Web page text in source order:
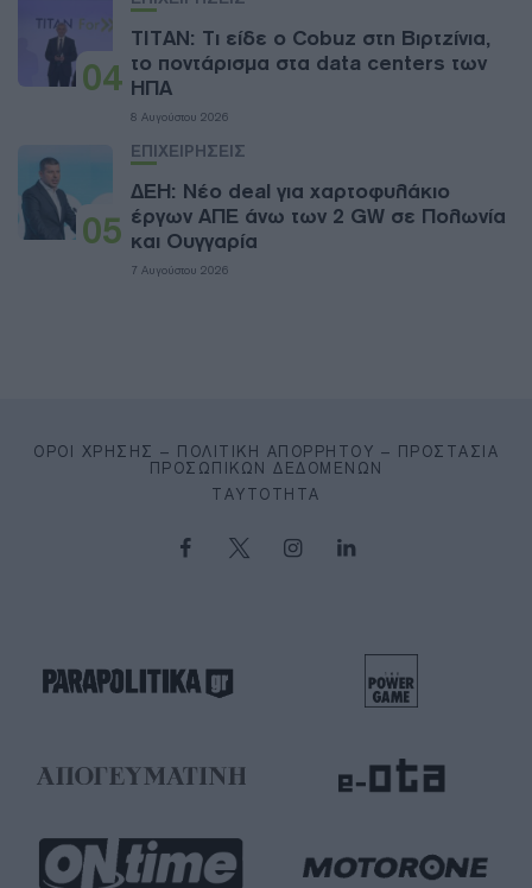
04
ΤΙΤΑΝ: Τι είδε ο Cobuz στη Βιρτζίνια,
το ποντάρισμα στα data centers των
ΗΠΑ
8 Αυγούστου 2026
05
ΕΠΙΧΕΙΡΗΣΕΙΣ
ΔΕΗ: Νέο deal για χαρτοφυλάκιο
έργων ΑΠΕ άνω των 2 GW σε Πολωνία
και Ουγγαρία
7 Αυγούστου 2026
ΌΡΟΙ ΧΡΉΣΗΣ – ΠΟΛΙΤΙΚΉ ΑΠΟΡΡΉΤΟΥ – ΠΡΟΣΤΑΣΊΑ
ΠΡΟΣΩΠΙΚΏΝ ΔΕΔΟΜΈΝΩΝ
ΤΑΥΤΌΤΗΤΑ